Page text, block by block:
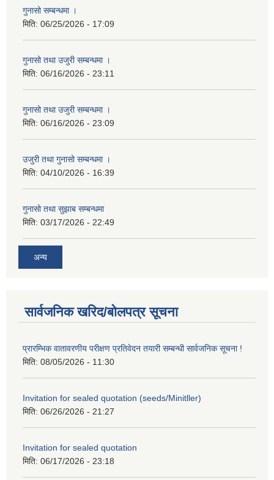
गुनासो सम्बन्धमा ।
मिति: 06/25/2026 - 17:09
गुनासो तथा उजुरी सम्बन्धमा ।
मिति: 06/16/2026 - 23:11
गुनासो तथा उजुरी सम्बन्धमा ।
मिति: 06/16/2026 - 23:09
उजुरी तथा गुनासो सम्बन्धमा ।
मिति: 04/10/2026 - 16:39
गुनासो तथा सुझाब सम्बन्धमा
मिति: 03/17/2026 - 22:49
अन्य
सार्वजनिक खरिद/बोलपत्र सूचना
प्रारम्भिक वातावरणीय परीक्षण प्रतिवेदन तयारी सम्बन्धी सार्वजनिक सूचना !
मिति: 08/05/2026 - 11:30
Invitation for sealed quotation (seeds/Minitller)
मिति: 06/26/2026 - 21:27
Invitation for sealed quotation
मिति: 06/17/2026 - 23:18